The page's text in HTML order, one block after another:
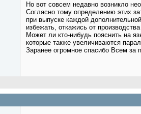
Но вот совсем недавно возникло
Согласно тому определению этих
при выпуске каждой
избежать, откажись от
Может ли кто-нибудь пояснить на
которые также увеличиваются
Заранее огромное спасибо Всем за